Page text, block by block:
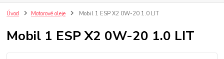
Úvod Motorové oleje Mobil 1 ESP X2 0W-20 1.0 LIT
Mobil 1 ESP X2 0W-20 1.0 LIT